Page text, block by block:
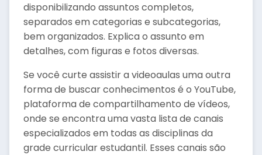
disponibilizando assuntos completos,
separados em categorias e subcategorias,
bem organizados. Explica o assunto em
detalhes, com figuras e fotos diversas.
Se você curte assistir a videoaulas uma outra
forma de buscar conhecimentos é o YouTube,
plataforma de compartilhamento de vídeos,
onde se encontra uma vasta lista de canais
especializados em todas as disciplinas da
grade curricular estudantil. Esses canais são